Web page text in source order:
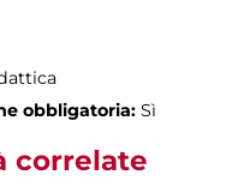
obbligatoria: Sì
correlate